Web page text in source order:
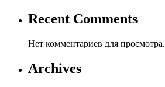
Recent Comments
Нет комментариев для просмотра.
Archives